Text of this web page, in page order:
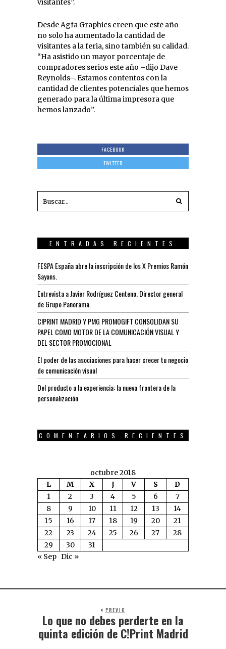
visitantes”.
Desde Agfa Graphics creen que este año
no solo ha aumentado la cantidad de
visitantes a la feria, sino también su calidad.
“Ha asistido un mayor porcentaje de
compradores serios este año –dijo Dave
Reynolds–. Estamos contentos con la
cantidad de clientes potenciales que hemos
generado para la última impresora que
hemos lanzado”.
FACEBOOK
TWITTER
ENTRADAS RECIENTES
FESPA España abre la inscripción de los X Premios Ramón
Sayans.
Entrevista a Javier Rodríguez Centeno, Director general
de Grupo Panorama.
C!PRINT MADRID Y PMG PROMOGIFT CONSOLIDAN SU
PAPEL COMO MOTOR DE LA COMUNICACIÓN VISUAL Y
DEL SECTOR PROMOCIONAL
El poder de las asociaciones para hacer crecer tu negocio
de comunicación visual
Del producto a la experiencia: la nueva frontera de la
personalización
COMENTARIOS RECIENTES
octubre 2018
L
M X J V S
D
1
2 3 4 5 6
7
8
9 10 11 12 13
14
15
16 17 18 19 20
21
22
23 24 25 26 27
28
29
30
31
« Sep Dic »
PREVIO
Lo que no debes perderte en la
quinta edición de C!Print Madrid